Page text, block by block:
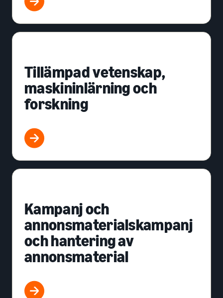
Tillämpad vetenskap,
maskininlärning och
forskning
Kampanj och
annonsmaterialskampanj
och hantering av
annonsmaterial